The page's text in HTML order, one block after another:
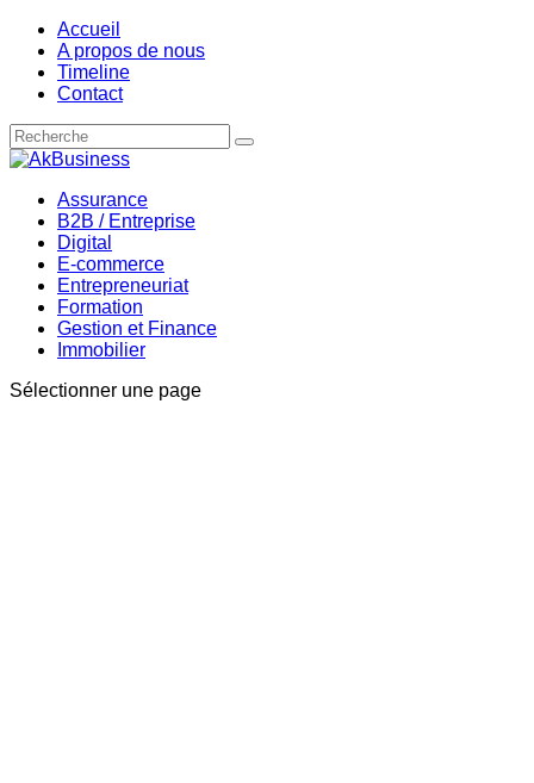
Accueil
A propos de nous
Timeline
Contact
Assurance
B2B / Entreprise
Digital
E-commerce
Entrepreneuriat
Formation
Gestion et Finance
Immobilier
Sélectionner une page